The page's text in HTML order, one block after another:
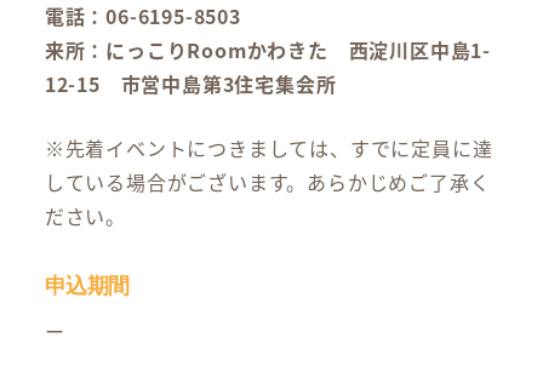
電話：06-6195-8503
来所：にっこりRoomかわきた 西淀川区中島1-
12-15 市営中島第3住宅集会所
※先着イベントにつきましては、すでに定員に達
している場合がございます。あらかじめご了承く
ださい。
申込期間
ー